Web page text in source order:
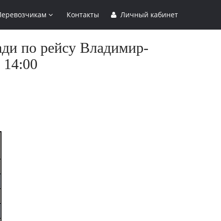
Контакты Личный кабинет
по рейсу Владимир-
14:00